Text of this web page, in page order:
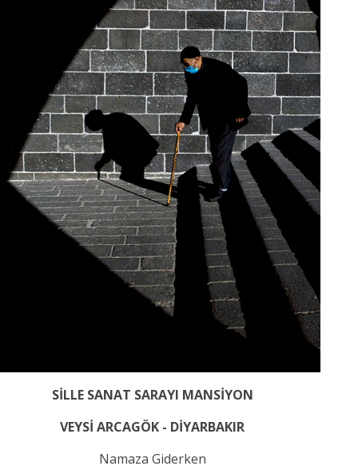
SİLLE SANAT SARAYI MANSİYON
VEYSİ ARCAGÖK - DİYARBAKIR
Namaza Giderken